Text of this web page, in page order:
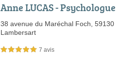
Anne LUCAS - Psychologue
38 avenue du Maréchal Foch, 59130
Lambersart
5,0 étoiles sur 5 7 avis